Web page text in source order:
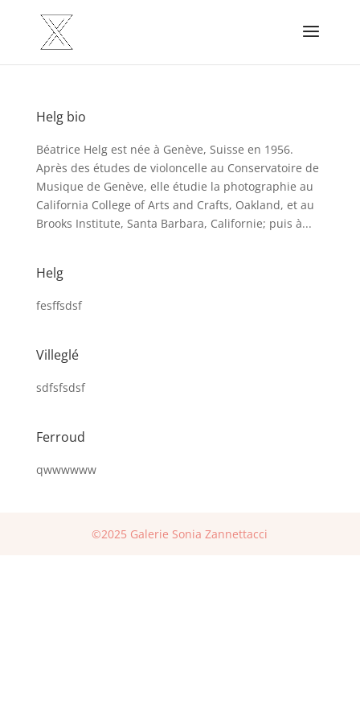
Helg bio
Béatrice Helg est née à Genève, Suisse en 1956.
Après des études de violoncelle au Conservatoire de
Musique de Genève, elle étudie la photographie au
California College of Arts and Crafts, Oakland, et au
Brooks Institute, Santa Barbara, Californie; puis à...
Helg
fesffsdsf
Villeglé
sdfsfsdsf
Ferroud
qwwwwww
©2025 Galerie Sonia Zannettacci